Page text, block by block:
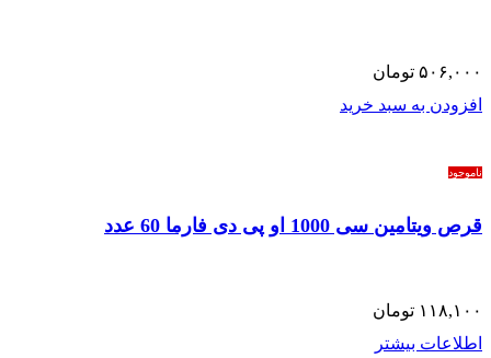
۵۰۶,۰۰۰ تومان
افزودن به سبد خرید
ناموجود
قرص ویتامین سی 1000 او پی دی فارما 60 عدد
۱۱۸,۱۰۰ تومان
اطلاعات بیشتر